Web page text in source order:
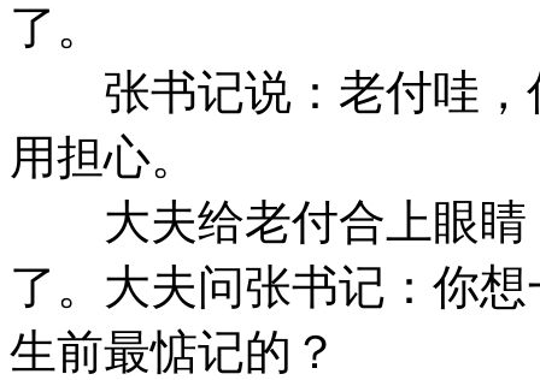
了。
张书记说：老付哇，
用担心。
大夫给老付合上眼睛
了。大夫问张书记：你
生前最惦记的？